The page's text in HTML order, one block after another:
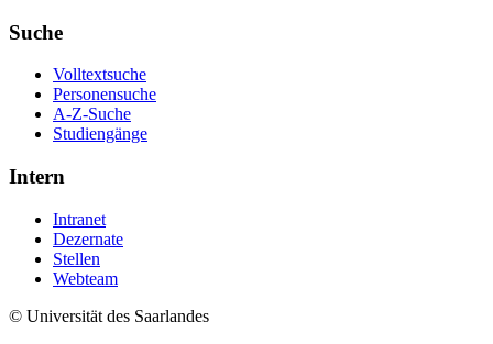
Suche
Volltextsuche
Personensuche
A-Z-Suche
Studiengänge
Intern
Intranet
Dezernate
Stellen
Webteam
© Universität des Saarlandes